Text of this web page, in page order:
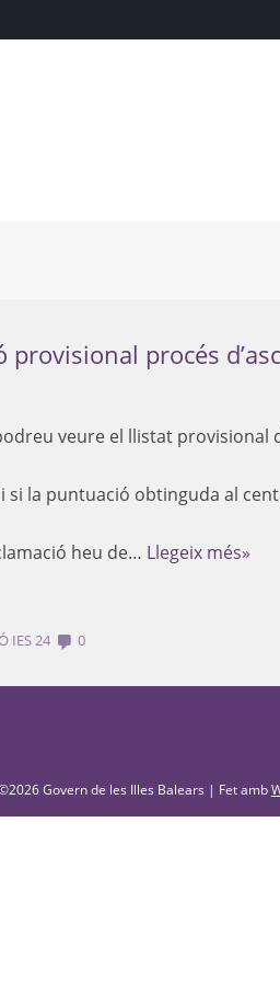
procés
veure el llistat
si la puntuació obtinguda al
heu de… Llegeix més»
IES 24 0
Govern de les Illes Balears | Fet amb